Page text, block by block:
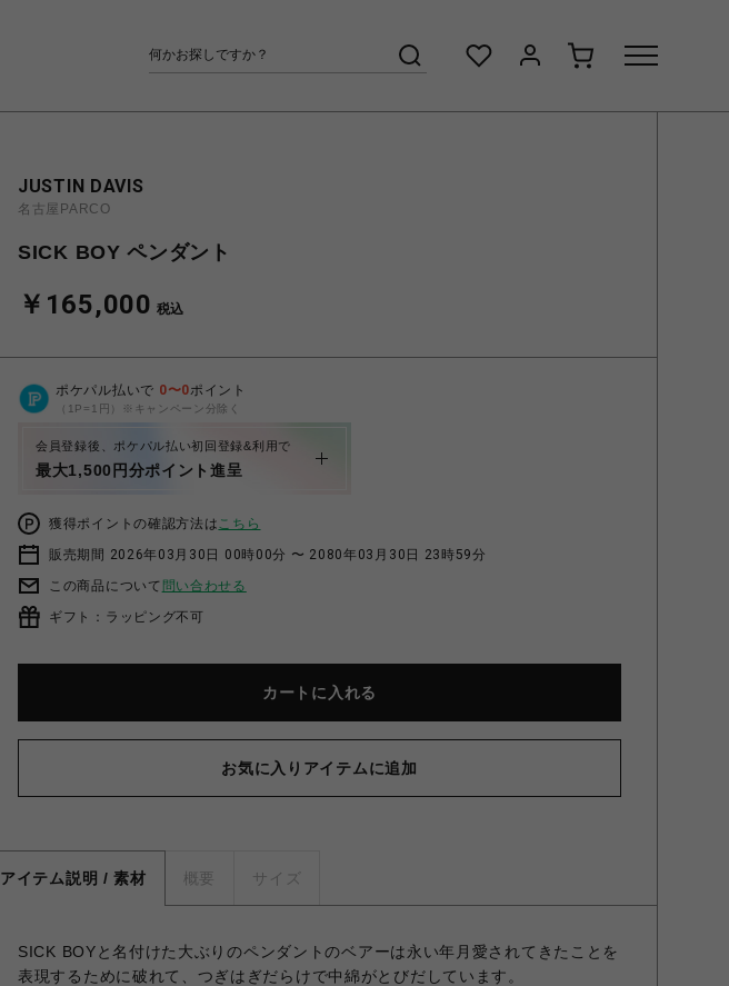
JUSTIN DAVIS
名古屋PARCO
SICK BOY ペンダント
￥165,000 税込
ポケパル払いで 0〜0ポイント
（1P=1円）※キャンペーン分除く
会員登録後、ポケパル払い初回登録&利用で
最大1,500円分ポイント進呈
獲得ポイントの確認方法はこちら
販売期間 2026年03月30日 00時00分 〜 2080年03月30日 23時59分
この商品について 問い合わせる
ギフト：ラッピング不可
カートに入れる
お気に入りアイテムに追加
アイテム説明 / 素材 概要 サイズ
SICK BOYと名付けた大ぶりのペンダントのベアーは永い年月愛されてきたことを
表現するために破れて、つぎはぎだらけで中綿がとびだしています。